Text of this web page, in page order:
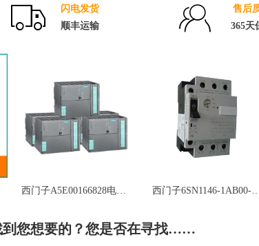
到您想要的？您是否在寻找……
售后
365天
ꁘ
ꄉ
闪电发货
顺丰运输
西门子A5E00166828电源模块-销售西门子模块 西门子6SN1146-1AB00-0BA1模